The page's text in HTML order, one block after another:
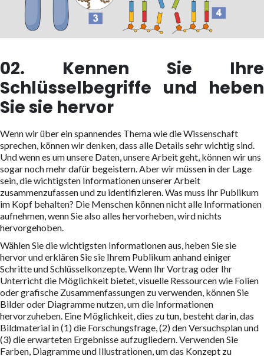
02. Kennen Sie Ihre
Schlüsselbegriffe und heben
Sie sie hervor
Wenn wir über ein spannendes Thema wie die Wissenschaft
sprechen, können wir denken, dass alle Details sehr wichtig sind.
Und wenn es um unsere Daten, unsere Arbeit geht, können wir uns
sogar noch mehr dafür begeistern. Aber wir müssen in der Lage
sein, die wichtigsten Informationen unserer Arbeit
zusammenzufassen und zu identifizieren. Was muss Ihr Publikum
im Kopf behalten? Die Menschen können nicht alle Informationen
aufnehmen, wenn Sie also alles hervorheben, wird nichts
hervorgehoben.
Wählen Sie die wichtigsten Informationen aus, heben Sie sie
hervor und erklären Sie sie Ihrem Publikum anhand einiger
Schritte und Schlüsselkonzepte. Wenn Ihr Vortrag oder Ihr
Unterricht die Möglichkeit bietet, visuelle Ressourcen wie Folien
oder grafische Zusammenfassungen zu verwenden, können Sie
Bilder oder Diagramme nutzen, um die Informationen
hervorzuheben. Eine Möglichkeit, dies zu tun, besteht darin, das
Bildmaterial in (1) die Forschungsfrage, (2) den Versuchsplan und
(3) die erwarteten Ergebnisse aufzugliedern. Verwenden Sie
Farben, Diagramme und Illustrationen, um das Konzept zu